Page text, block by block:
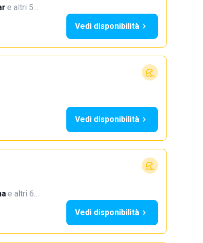
·e altri 5…
Vedi disponibilità
Vedi disponibilità
·e altri 6…
Vedi disponibilità